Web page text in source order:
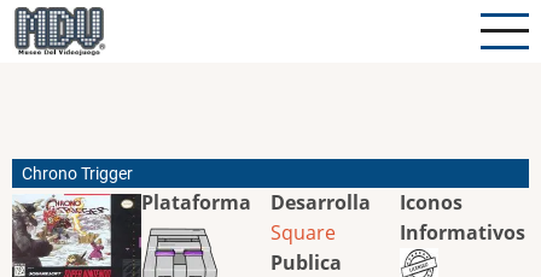
Pasar
al
Chrono Trigger
Plataforma
Desarrolla
Square
Publica
Iconos
Informativos